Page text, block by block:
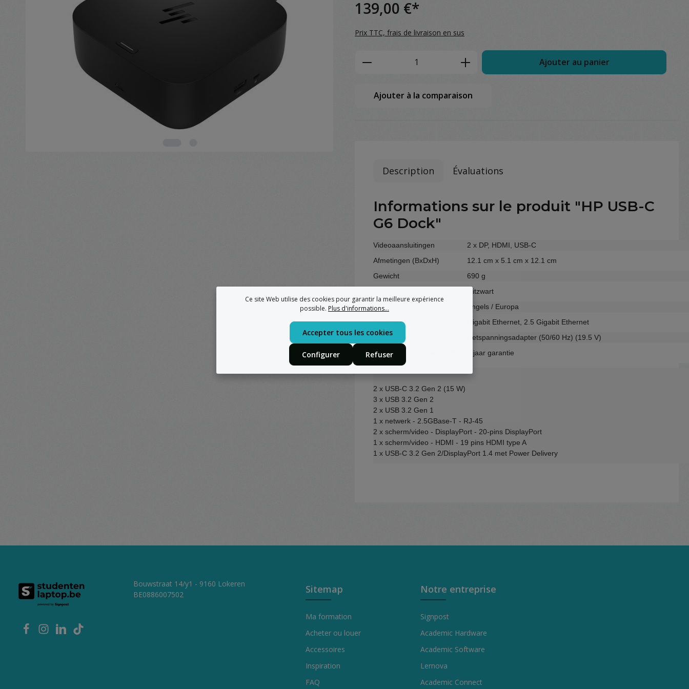
139,00 €*
Prix TTC, frais de livraison en sus
Product Quantity: Enter the desired amount or use the
Ajouter au panier
Ajouter à la comparaison
Description Évaluations
Informations sur le produit "HP USB-C
G6 Dock"
Videoaansluitingen
2 x DP, HDMI, USB-C
Afmetingen (BxDxH)
12.1 cm x 5.1 cm x 12.1 cm
Gewicht
690 g
Gitzwart
Lokalisatie
Engels / Europa
Netwerkgebruik
Gigabit Ethernet, 2.5 Gigabit Ethernet
Stroom
Netspanningsadapter (50/60 Hz) (19.5 V)
Garantie van de fabrikant
3 jaar garantie
2 x USB-C 3.2 Gen 2 (15 W)
3 x USB 3.2 Gen 2
2 x USB 3.2 Gen 1
1 x netwerk - 2.5GBase-T - RJ-45
2 x scherm/video - DisplayPort - 20-pins DisplayPort
1 x scherm/video - HDMI - 19 pins HDMI type A
1 x USB-C 3.2 Gen 2/DisplayPort 1.4 met Power Delivery
Bouwstraat 14/y1 - 9160 Lokeren
BE0886007502
Sitemap
Ma formation
Acheter ou louer
Accessoires
Inspiration
FAQ
Notre entreprise
Signpost
Academic Hardware
Academic Software
Lernova
Academic Connect
Ce site Web utilise des cookies pour garantir la meilleure expérience
possible. Plus d'informations...
Refuser
Configurer
Accepter tous les cookies